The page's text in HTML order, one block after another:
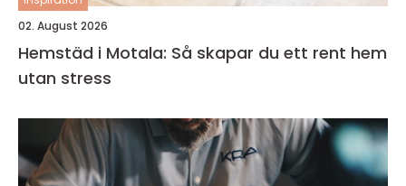
02. August 2026
Hemstäd i Motala: Så skapar du ett rent hem
utan stress